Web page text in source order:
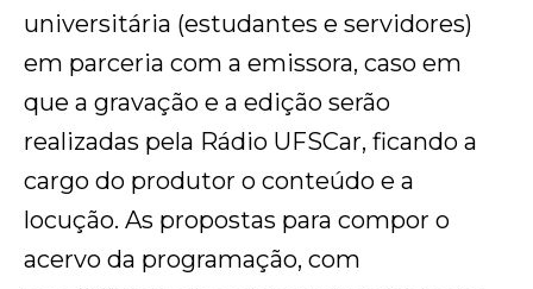
universitária (estudantes e servidores)
em parceria com a emissora, caso em
que a gravação e a edição serão
realizadas pela Rádio UFSCar, ficando a
cargo do produtor o conteúdo e a
locução. As propostas para compor o
acervo da programação, com